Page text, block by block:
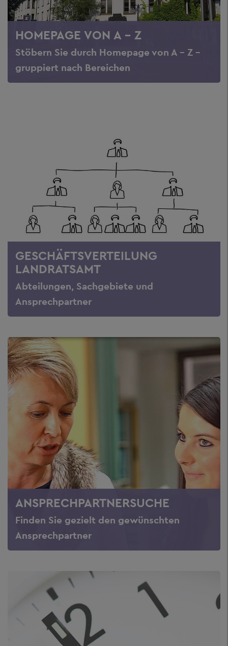
HOMEPAGE VON A - Z
Stöbern Sie durch Homepage von A - Z -
gruppiert nach Bereichen
GESCHÄFTSVERTEILUNG
LANDRATSAMT
Abteilungen, Sachgebiete und
Ansprechpartner
ANSPRECHPARTNERSUCHE
Finden Sie gezielt den gewünschten
Ansprechpartner